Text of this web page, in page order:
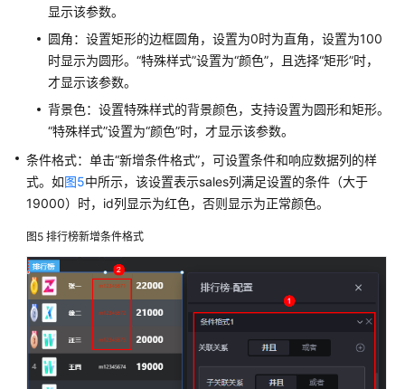
编
辑
复
选
框
日
期
选
择
器
指
题
显示该参数。
圆角：设置矩形的边框圆角，设置为0时为直角，设置为100
时显示为圆形。 “特殊样式”设置为“颜色”，且选择“矩形”时，
才显示该参数。
背景色：设置特殊样式的背景颜色，支持设置为圆形和矩形。
“特殊样式”设置为“颜色”时，才显示该参数。
条件格式：单击“新增条件格式”，可设置条件和响应数据列的样
式。如图5中所示，该设置表示sales列满足设置的条件（大于
19000）时，id列显示为红色，否则显示为正常颜色。
图5 排行榜新增条件格式